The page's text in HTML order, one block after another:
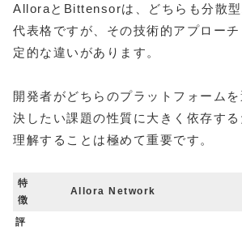
AlloraとBittensorは、どちらも分散
代表格ですが、その技術的アプロー
定的な違いがあります。
開発者がどちらのプラットフォーム
決したい課題の性質に大きく依存す
理解することは極めて重要です。
特
徴
Allora Network
評